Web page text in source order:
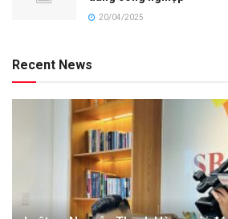
20/04/2025
Recent News